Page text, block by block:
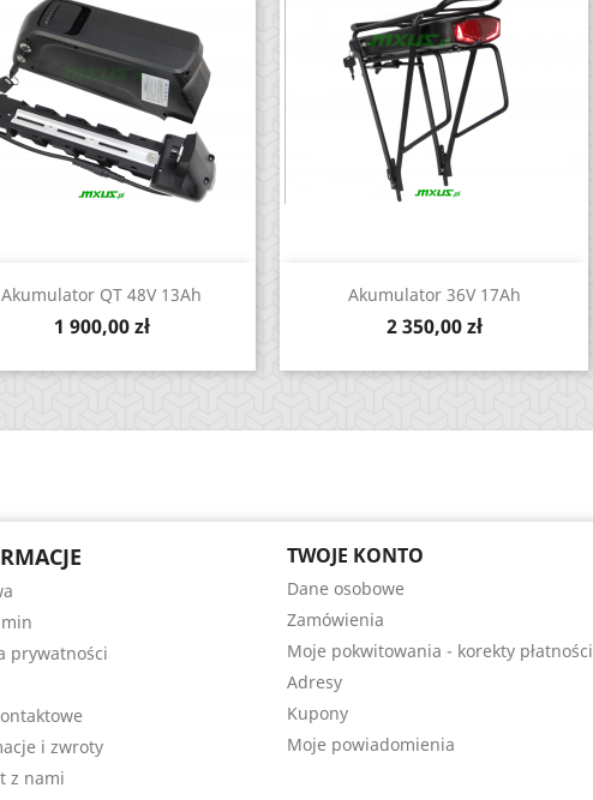
Akumulator QT 48V 13Ah
Cena
1 900,00 zł
Zobacz Akumulator 36V 17Ah
Cena
2 350,00 zł
Zobacz
prywatności
i zwroty
z nami
TWOJE KONTO
Dane osobowe
Zamówienia
Moje pokwitowania - korekty płatności
Adresy
Kupony
Moje powiadomienia